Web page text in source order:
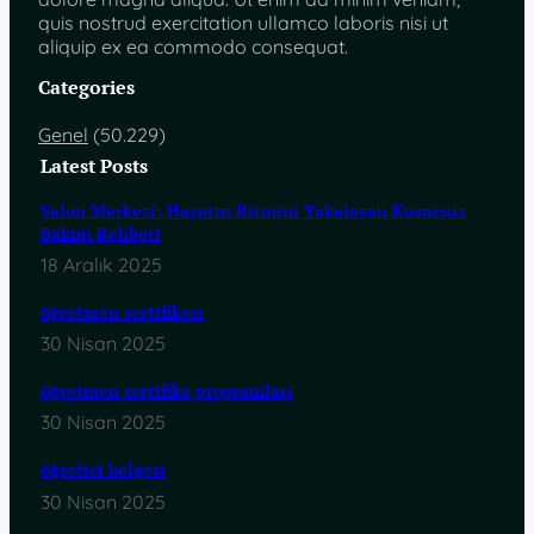
quis nostrud exercitation ullamco laboris nisi ut
aliquip ex ea commodo consequat.
Categories
Genel (50.229)
Latest Posts
Salon Merkezi: Hayatın Ritmini Yakalayan Kusursuz
Bakım Rehberi
18 Aralık 2025
öğretmen sertifikası
30 Nisan 2025
öğretmen sertifika programları
30 Nisan 2025
öğretici belgesi
30 Nisan 2025